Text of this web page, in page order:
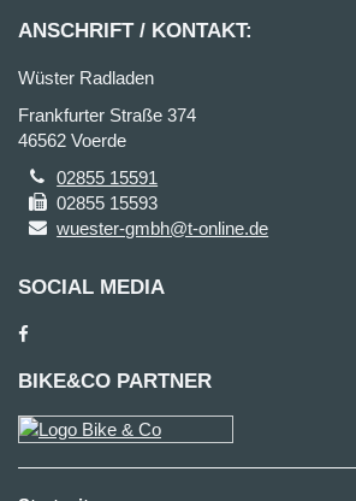
ANSCHRIFT / KONTAKT:
Wüster Radladen
Frankfurter Straße 374
46562 Voerde
02855 15591
02855 15593
wuester-gmbh@t-online.de
SOCIAL MEDIA
BIKE&CO PARTNER